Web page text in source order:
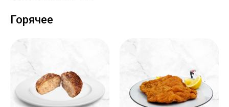
Горячее